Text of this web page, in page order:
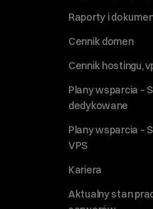
Raporty i
Cennik domen
Cennik hostingu,
Plany wsparcia –
dedykowane
Plany wsparcia –
VPS
Kariera
Aktualny stan